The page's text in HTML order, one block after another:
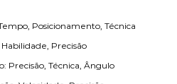
Posicionamento, Técnica
Precisão
Precisão, Técnica, Ângulo